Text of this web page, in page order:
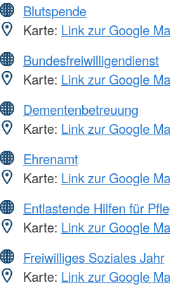
Blutspende
Karte: Link zur Google
Bundesfreiwilligendienst
Karte: Link zur Google
Dementenbetreuung
Karte: Link zur Google
Ehrenamt
Karte: Link zur Google
Entlastende Hilfen für
Karte: Link zur Google
Freiwilliges Soziales Jahr
Karte: Link zur Google